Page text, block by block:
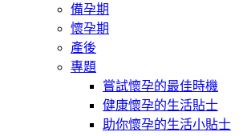
備孕期
懷孕期
產後
專題
嘗試懷孕的最佳時機
健康懷孕的生活貼士
助你懷孕的生活小貼士